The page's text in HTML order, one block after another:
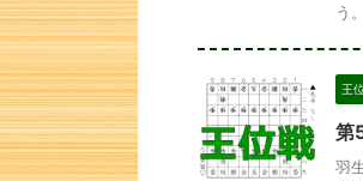
う
王
第
羽